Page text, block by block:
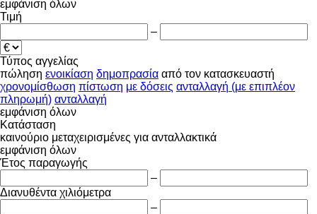
εμφάνιση όλων
Τιμή
–
Τύπος αγγελίας
πώληση ενοικίαση δημοπρασία από τον κατασκευαστή
χρονομίσθωση πίστωση με δόσεις ανταλλαγή (με επιπλέον
πληρωμή) ανταλλαγή
εμφάνιση όλων
Κατάσταση
καινούριο μεταχειρισμένες για ανταλλακτικά
εμφάνιση όλων
Έτος παραγωγής
–
Διανυθέντα χιλιόμετρα
–